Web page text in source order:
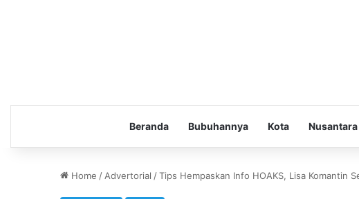
Beranda Bubuhannya Kota Nusantara
Home / Advertorial /Tips Hempaskan Info HOAKS, Lisa Komantin